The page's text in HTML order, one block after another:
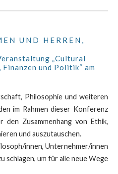
UND HERREN,
„Cultural
und Politik“ am
Philosophie und weiteren
im Rahmen dieser Konferenz
Zusammenhang von Ethik,
und auszutauschen.
innen, Unternehmer/innen
schlagen, um für alle neue Wege